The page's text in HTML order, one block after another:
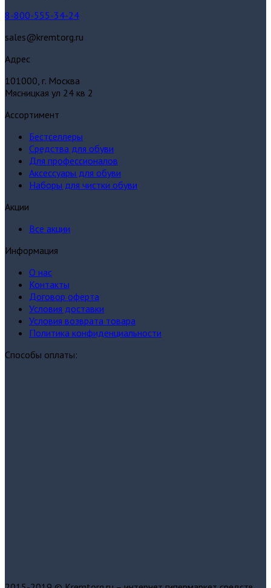
8-800-555-34-24
sales@kremtorg.ru
Адрес
101000, г. Москва
Мясницкая ул 24 кв 2
Ассортимент
Бестселлеры
Средства для обуви
Для профессионалов
Аксессуары для обуви
Наборы для чистки обуви
Акции
Все акции
Информация
О нас
Контакты
Договор оферта
Условия доставки
Условия возврата товара
Политика конфиденциальности
Способы оплаты: